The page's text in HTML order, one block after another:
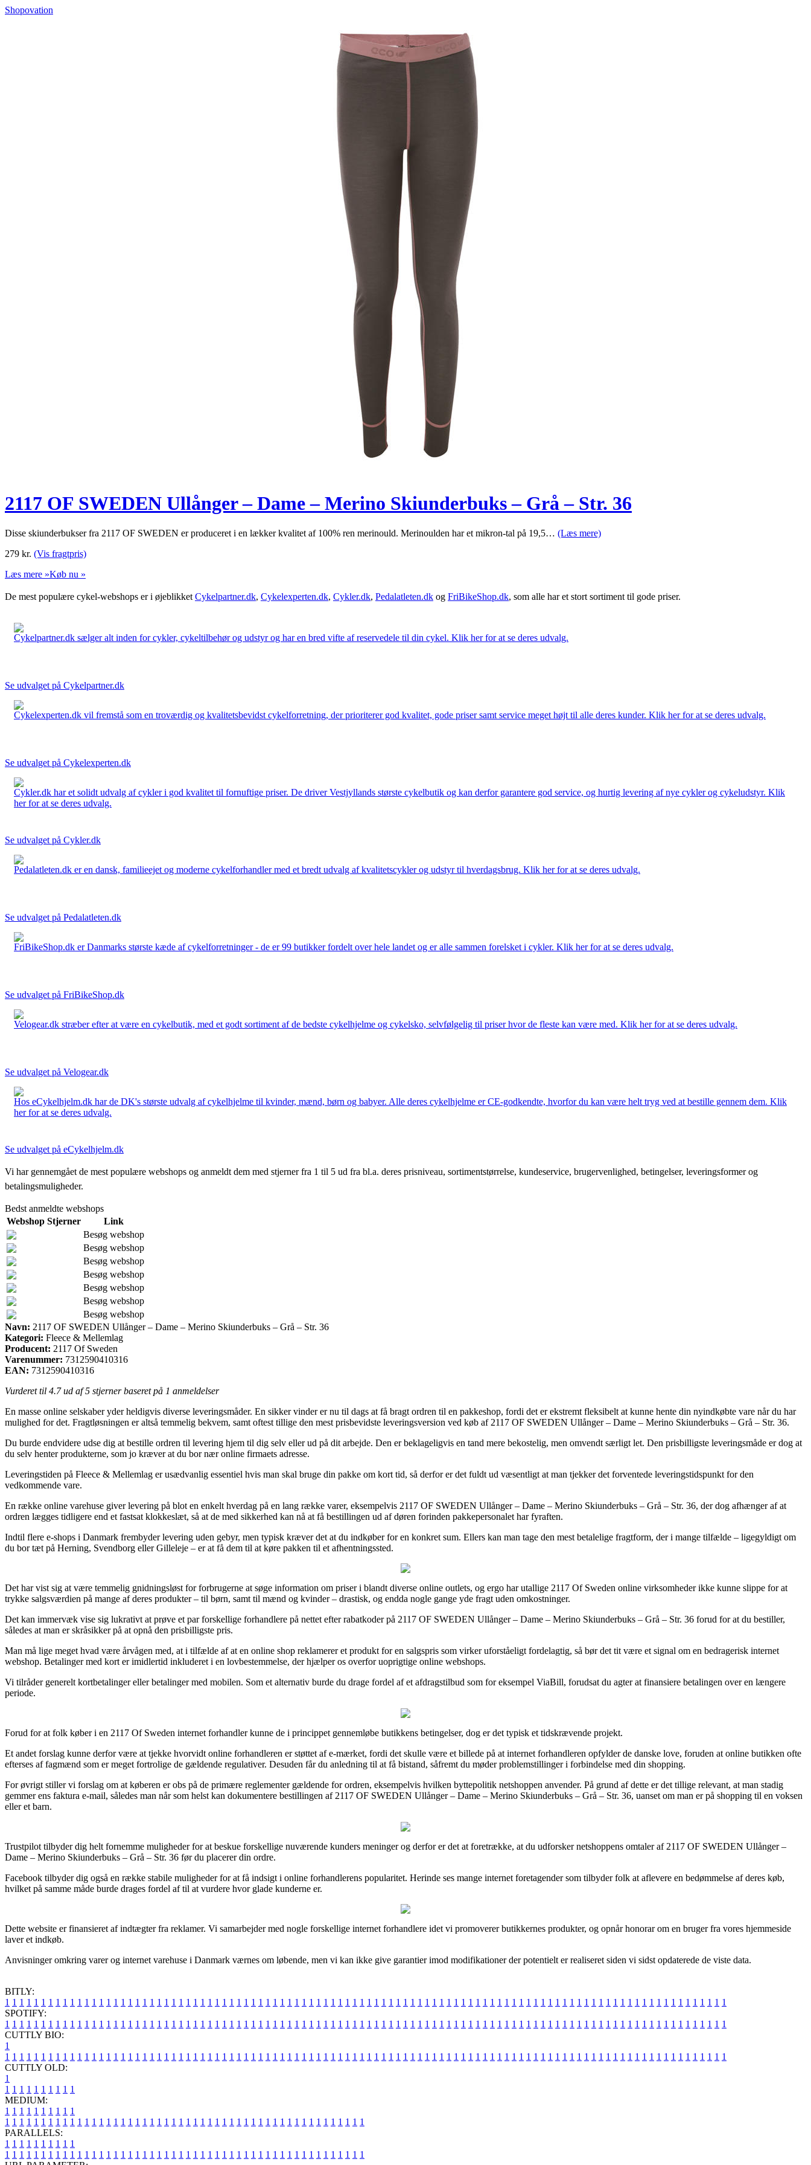
Shopovation
2117 OF SWEDEN Ullånger – Dame – Merino Skiunderbuks – Grå – Str. 36
Disse skiunderbukser fra 2117 OF SWEDEN er produceret i en lækker kvalitet af 100% ren merinould. Merinoulden har et mikron-tal på 19,5… (Læs mere)
279 kr. (Vis fragtpris)
Læs mere »Køb nu »
De mest populære cykel-webshops er i øjeblikket Cykelpartner.dk, Cykelexperten.dk, Cykler.dk, Pedalatleten.dk og FriBikeShop.dk, som alle har et stort sortiment til gode priser.
Cykelpartner.dk sælger alt inden for cykler, cykeltilbehør og udstyr og har en bred vifte af reservedele til din cykel. Klik her for at se deres udvalg.
Se udvalget på Cykelpartner.dk
Cykelexperten.dk vil fremstå som en troværdig og kvalitetsbevidst cykelforretning, der prioriterer god kvalitet, gode priser samt service meget højt til alle deres kunder. Klik her for at se deres udvalg.
Se udvalget på Cykelexperten.dk
Cykler.dk har et solidt udvalg af cykler i god kvalitet til fornuftige priser. De driver Vestjyllands største cykelbutik og kan derfor garantere god service, og hurtig levering af nye cykler og cykeludstyr. Klik
her for at se deres udvalg.
Se udvalget på Cykler.dk
Pedalatleten.dk er en dansk, familieejet og moderne cykelforhandler med et bredt udvalg af kvalitetscykler og udstyr til hverdagsbrug. Klik her for at se deres udvalg.
Se udvalget på Pedalatleten.dk
FriBikeShop.dk er Danmarks største kæde af cykelforretninger - de er 99 butikker fordelt over hele landet og er alle sammen forelsket i cykler. Klik her for at se deres udvalg.
Se udvalget på FriBikeShop.dk
Velogear.dk stræber efter at være en cykelbutik, med et godt sortiment af de bedste cykelhjelme og cykelsko, selvfølgelig til priser hvor de fleste kan være med. Klik her for at se deres udvalg.
Se udvalget på Velogear.dk
Hos eCykelhjelm.dk har de DK's største udvalg af cykelhjelme til kvinder, mænd, børn og babyer. Alle deres cykelhjelme er CE-godkendte, hvorfor du kan være helt tryg ved at bestille gennem dem. Klik
her for at se deres udvalg.
Se udvalget på eCykelhjelm.dk
Vi har gennemgået de mest populære webshops og anmeldt dem med stjerner fra 1 til 5 ud fra bl.a. deres prisniveau, sortimentstørrelse, kundeservice, brugervenlighed, betingelser, leveringsformer og
betalingsmuligheder.
Bedst anmeldte webshops
Webshop Stjerner
Link
Besøg webshop
Besøg webshop
Besøg webshop
Besøg webshop
Besøg webshop
Besøg webshop
Besøg webshop
Navn: 2117 OF SWEDEN Ullånger – Dame – Merino Skiunderbuks – Grå – Str. 36
Kategori: Fleece & Mellemlag
Producent: 2117 Of Sweden
Varenummer: 7312590410316
EAN: 7312590410316
Vurderet til 4.7ud af 5 stjerner baseret på 1 anmeldelser
En masse online selskaber yder heldigvis diverse leveringsmåder. En sikker vinder er nu til dags at få bragt ordren til en pakkeshop, fordi det er ekstremt fleksibelt at kunne hente din nyindkøbte vare når du har
mulighed for det. Fragtløsningen er altså temmelig bekvem, samt oftest tillige den mest prisbevidste leveringsversion ved køb af 2117 OF SWEDEN Ullånger – Dame – Merino Skiunderbuks – Grå – Str. 36.
Du burde endvidere udse dig at bestille ordren til levering hjem til dig selv eller ud på dit arbejde. Den er beklageligvis en tand mere bekostelig, men omvendt særligt let. Den prisbilligste leveringsmåde er dog at
du selv henter produkterne, som jo kræver at du bor nær online firmaets adresse.
Leveringstiden på Fleece & Mellemlag er usædvanlig essentiel hvis man skal bruge din pakke om kort tid, så derfor er det fuldt ud væsentligt at man tjekker det forventede leveringstidspunkt for den
vedkommende vare.
En række online varehuse giver levering på blot en enkelt hverdag på en lang række varer, eksempelvis 2117 OF SWEDEN Ullånger – Dame – Merino Skiunderbuks – Grå – Str. 36, der dog afhænger af at
ordren lægges tidligere end et fastsat klokkeslæt, så at de med sikkerhed kan nå at få bestillingen ud af døren forinden pakkepersonalet har fyraften.
Indtil flere e-shops i Danmark frembyder levering uden gebyr, men typisk kræver det at du indkøber for en konkret sum. Ellers kan man tage den mest betalelige fragtform, der i mange tilfælde – ligegyldigt om
du bor tæt på Herning, Svendborg eller Gilleleje – er at få dem til at køre pakken til et afhentningssted.
Det har vist sig at være temmelig gnidningsløst for forbrugerne at søge information om priser i blandt diverse online outlets, og ergo har utallige 2117 Of Sweden online virksomheder ikke kunne slippe for at
trykke salgsværdien på mange af deres produkter – til børn, samt til mænd og kvinder – drastisk, og endda nogle gange yde fragt uden omkostninger.
Det kan immervæk vise sig lukrativt at prøve et par forskellige forhandlere på nettet efter rabatkoder på 2117 OF SWEDEN Ullånger – Dame – Merino Skiunderbuks – Grå – Str. 36 forud for at du bestiller,
således at man er skråsikker på at opnå den prisbilligste pris.
Man må lige meget hvad være årvågen med, at i tilfælde af at en online shop reklamerer et produkt for en salgspris som virker uforståeligt fordelagtig, så bør det tit være et signal om en bedragerisk internet
webshop. Betalinger med kort er imidlertid inkluderet i en lovbestemmelse, der hjælper os overfor uoprigtige online webshops.
Vi tilråder generelt kortbetalinger eller betalinger med mobilen. Som et alternativ burde du drage fordel af et afdragstilbud som for eksempel ViaBill, forudsat du agter at finansiere betalingen over en længere
periode.
Forud for at folk køber i en 2117 Of Sweden internet forhandler kunne de i princippet gennemløbe butikkens betingelser, dog er det typisk et tidskrævende projekt.
Et andet forslag kunne derfor være at tjekke hvorvidt online forhandleren er støttet af e-mærket, fordi det skulle være et billede på at internet forhandleren opfylder de danske love, foruden at online butikken ofte
efterses af fagmænd som er meget fortrolige de gældende regulativer. Desuden får du anledning til at få bistand, såfremt du møder problemstillinger i forbindelse med din shopping.
For øvrigt stiller vi forslag om at køberen er obs på de primære reglementer gældende for ordren, eksempelvis hvilken byttepolitik netshoppen anvender. På grund af dette er det tillige relevant, at man stadig
gemmer ens faktura e-mail, således man når som helst kan dokumentere bestillingen af 2117 OF SWEDEN Ullånger – Dame – Merino Skiunderbuks – Grå – Str. 36, uanset om man er på shopping til en voksen
eller et barn.
Trustpilot tilbyder dig helt fornemme muligheder for at beskue forskellige nuværende kunders meninger og derfor er det at foretrække, at du udforsker netshoppens omtaler af 2117 OF SWEDEN Ullånger –
Dame – Merino Skiunderbuks – Grå – Str. 36 før du placerer din ordre.
Facebook tilbyder dig også en række stabile muligheder for at få indsigt i online forhandlerens popularitet. Herinde ses mange internet foretagender som tilbyder folk at aflevere en bedømmelse af deres køb,
hvilket på samme måde burde drages fordel af til at vurdere hvor glade kunderne er.
Dette website er finansieret af indtægter fra reklamer. Vi samarbejder med nogle forskellige internet forhandlere idet vi promoverer butikkernes produkter, og opnår honorar om en bruger fra vores hjemmeside
laver et indkøb.
Anvisninger omkring varer og internet varehuse i Danmark værnes om løbende, men vi kan ikke give garantier imod modifikationer der potentielt er realiseret siden vi sidst opdaterede de viste data.
BITLY:
1 1 1 1 1 1 1 1 1 1 1 1 1 1 1 1 1 1 1 1 1 1 1 1 1 1 1 1 1 1 1 1 1 1 1 1 1 1 1 1 1 1 1 1 1 1 1 1 1 1 1 1 1 1 1 1 1 1 1 1 1 1 1 1 1 1 1 1 1 1 1 1 1 1 1 1 1 1 1 1 1 1 1 1 1 1 1 1 1 1 1 1 1 1 1 1 1 1 1 1
SPOTIFY:
1 1 1 1 1 1 1 1 1 1 1 1 1 1 1 1 1 1 1 1 1 1 1 1 1 1 1 1 1 1 1 1 1 1 1 1 1 1 1 1 1 1 1 1 1 1 1 1 1 1 1 1 1 1 1 1 1 1 1 1 1 1 1 1 1 1 1 1 1 1 1 1 1 1 1 1 1 1 1 1 1 1 1 1 1 1 1 1 1 1 1 1 1 1 1 1 1 1 1 1
CUTTLY BIO:
1
1 1 1 1 1 1 1 1 1 1 1 1 1 1 1 1 1 1 1 1 1 1 1 1 1 1 1 1 1 1 1 1 1 1 1 1 1 1 1 1 1 1 1 1 1 1 1 1 1 1 1 1 1 1 1 1 1 1 1 1 1 1 1 1 1 1 1 1 1 1 1 1 1 1 1 1 1 1 1 1 1 1 1 1 1 1 1 1 1 1 1 1 1 1 1 1 1 1 1 1
CUTTLY OLD:
1
1 1 1 1 1 1 1 1 1 1
MEDIUM:
1 1 1 1 1 1 1 1 1 1
1 1 1 1 1 1 1 1 1 1 1 1 1 1 1 1 1 1 1 1 1 1 1 1 1 1 1 1 1 1 1 1 1 1 1 1 1 1 1 1 1 1 1 1 1 1 1 1 1 1
PARALLELS:
1 1 1 1 1 1 1 1 1 1
1 1 1 1 1 1 1 1 1 1 1 1 1 1 1 1 1 1 1 1 1 1 1 1 1 1 1 1 1 1 1 1 1 1 1 1 1 1 1 1 1 1 1 1 1 1 1 1 1 1